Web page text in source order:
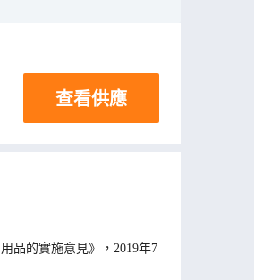
查看供應
品的實施意見》，2019年7